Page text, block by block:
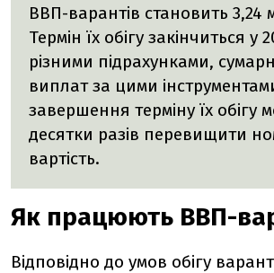
ВВП-варантів становить 3,24
Термін їх обігу закінчиться у
різними підрахунками,
виплат за цими
завершення терміну їх обігу
десятки разів перевищити
вартість.
Як працюють ВВП-
Відповідно до умов обігу